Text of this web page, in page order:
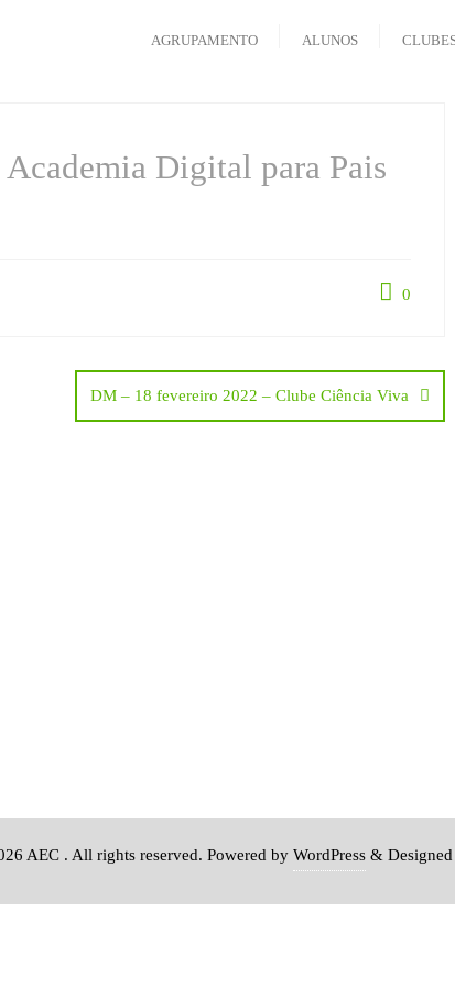
AGRUPAMENTO ALUNOS
Digital para Pais
0
DM – 18 fevereiro 2022 – Clube Ciência Viva
AEC . All rights reserved. Powered by WordPress &